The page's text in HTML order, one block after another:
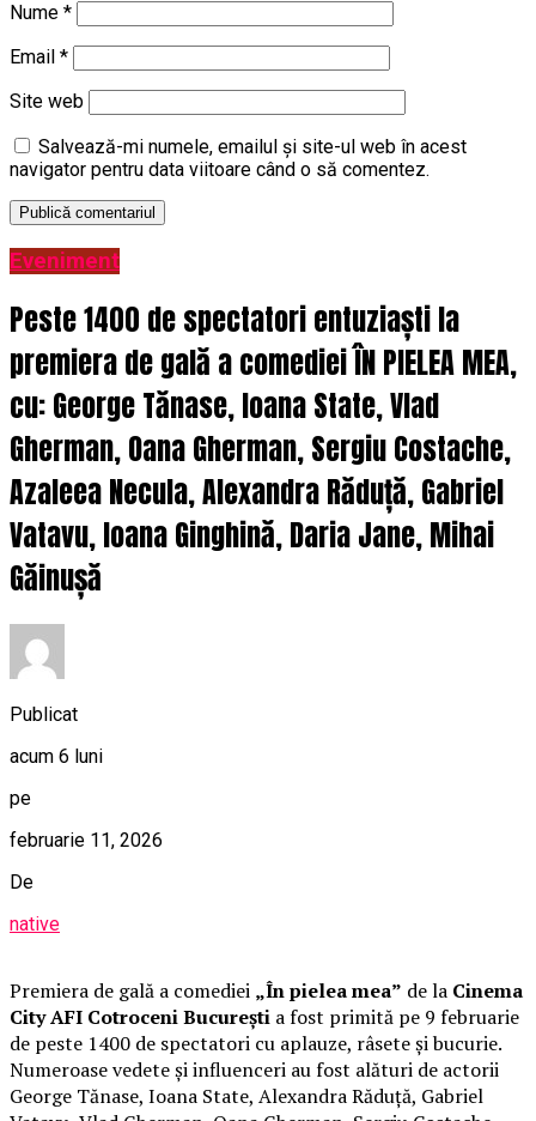
Nume *
Email *
Site web
Salvează-mi numele, emailul și site-ul web în acest
navigator pentru data viitoare când o să comentez.
Eveniment
Peste 1400 de spectatori entuziaști la
premiera de gală a comediei ÎN PIELEA MEA,
cu: George Tănase, Ioana State, Vlad
Gherman, Oana Gherman, Sergiu Costache,
Azaleea Necula, Alexandra Răduță, Gabriel
Vatavu, Ioana Ginghină, Daria Jane, Mihai
Găinușă
Publicat
acum 6 luni
pe
februarie 11, 2026
De
native
Premiera de gală a comediei „În pielea mea” de la Cinema
City AFI Cotroceni București a fost primită pe 9 februarie
de peste 1400 de spectatori cu aplauze, râsete și bucurie.
Numeroase vedete și influenceri au fost alături de actorii
George Tănase, Ioana State, Alexandra Răduță, Gabriel